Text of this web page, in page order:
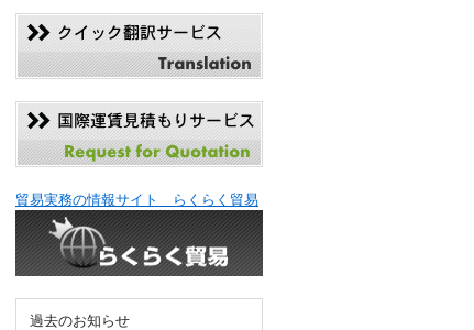
貿易実務の情報サイト らくらく貿易
過去のお知らせ